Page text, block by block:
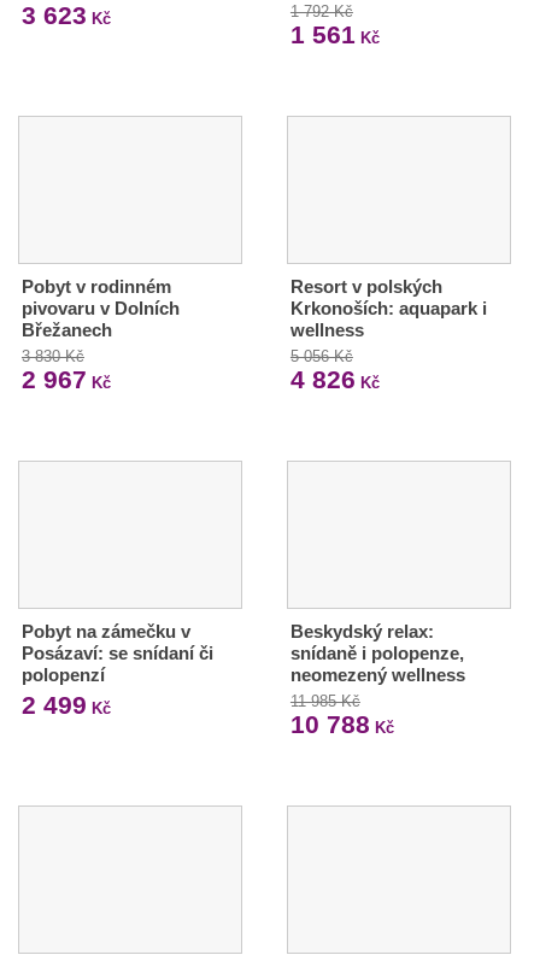
3 623 Kč 1 792 Kč
1 561 Kč
Pobyt v rodinném
pivovaru v Dolních
Břežanech
3 830 Kč
2 967 Kč
Resort v polských
Krkonoších: aquapark i
wellness
5 056 Kč
4 826 Kč
Pobyt na zámečku v
Posázaví: se snídaní či
polopenzí
2 499 Kč
Beskydský relax:
snídaně i polopenze,
neomezený wellness
11 985 Kč
10 788 Kč